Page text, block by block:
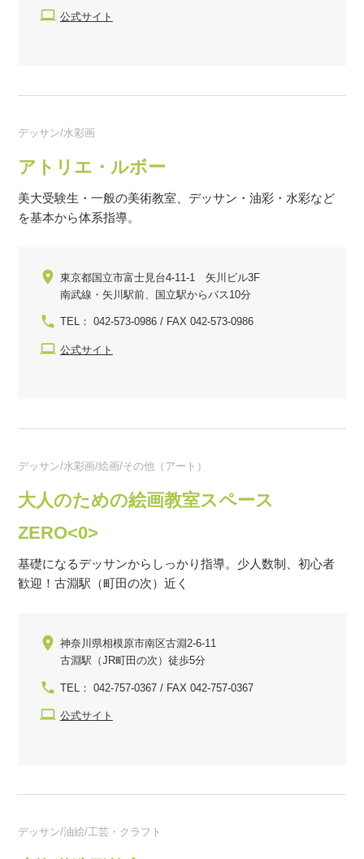
公式サイト
デッサン/水彩画
アトリエ・ルボー
美大受験生・一般の美術教室、デッサン・油彩・水彩など
を基本から体系指導。
東京都国立市富士見台4-11-1 矢川ビル3F
南武線・矢川駅前、国立駅からバス10分
TEL： 042-573-0986 / FAX 042-573-0986
公式サイト
デッサン/水彩画/絵画/その他（アート）
大人のための絵画教室スペース
ZERO<0>
基礎になるデッサンからしっかり指導。少人数制、初心者
歓迎！古淵駅（町田の次）近く
神奈川県相模原市南区古淵2-6-11
古淵駅（JR町田の次）徒歩5分
TEL： 042-757-0367 / FAX 042-757-0367
公式サイト
デッサン/油絵/工芸・クラフト